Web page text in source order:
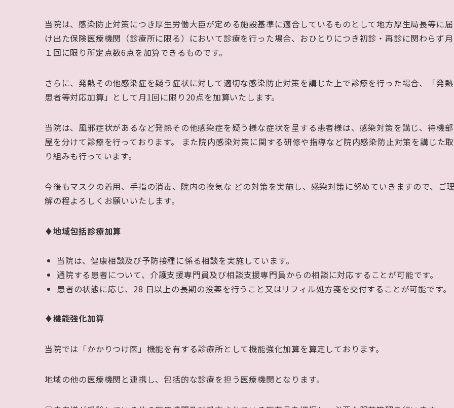
当院は、感染防止対策につき厚生労働大臣が定める施設基準に適合しているものとして地方厚生局長等に届
け出た保険医療機関（診療所に限る）において診療を行った場合、おひとりにつき初診・再診に関わらず月
１回に限り所定点数6点を加算できるものです。
さらに、発熱その他感染症を疑う症状に対して適切な感染防止対策を講じた上で診療を行った場合、「発熱
患者等対応加算」として月1回に限り 20点を加算いたします。
当院は、風邪症状があるなど発熱その他感染症を疑う様な症状を呈する患者様は、感染対策を講じ、待機部
屋を分けて診療を行っております。
また院内感染対策に関する研修や指導など院内感染防止対策を講じた取
り組みも行っています。
今後もマスクの着用、手指の消毒、院内の換気な どの対策を実施し、感染対策に努めていきますので、ご
解の程よろしくお願いいたします。
♦地域包括診療加算
当院は、健康相談及び予防接種に係る相談を実施しています。
通院する患者について、介護支援専門員及び相談支援専門員からの相談に対応することが可能です。
患者の状態に応じ、 28 日以上の長期の投薬を行うこと又はリフィル処方箋を交付することが可能です。
♦機能強化加算
当院では「かかりつけ医」機能を有する診療所として機能強化加算を算定しております。
地域の他の医療機関と連携し、包括的な診療を担う医療機関となります。